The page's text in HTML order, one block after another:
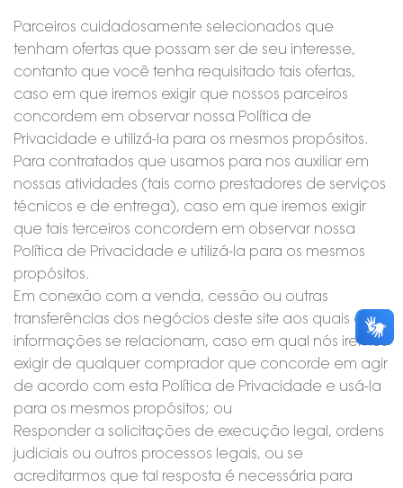
Parceiros cuidadosamente selecionados que
tenham ofertas que possam ser de seu interesse,
contanto que você tenha requisitado tais ofertas,
caso em que iremos exigir que nossos parceiros
concordem em observar nossa Política de
Privacidade e utilizá-la para os mesmos propósitos.
Para contratados que usamos para nos auxiliar em
nossas atividades (tais como prestadores de serviços
técnicos e de entrega), caso em que iremos exigir
que tais terceiros concordem em observar nossa
Política de Privacidade e utilizá-la para os mesmos
propósitos.
Em conexão com a venda, cessão ou outras
transferências dos negócios deste site aos quais as
informações se relacionam, caso em qual nós iremos
exigir de qualquer comprador que concorde em agir
de acordo com esta Política de Privacidade e usá-la
para os mesmos propósitos; ou
Responder a solicitações de execução legal, ordens
judiciais ou outros processos legais, ou se
acreditarmos que tal resposta é necessária para